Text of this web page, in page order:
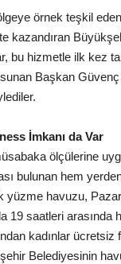
örnek teşkil
kazandıran
bu hizmetle ilk kez
Başkan
İmkanı da Var
ölçülerine
bulunan hem
yüzme havuzu,
19 saatleri
kadınlar ücretsiz
Belediyesinin